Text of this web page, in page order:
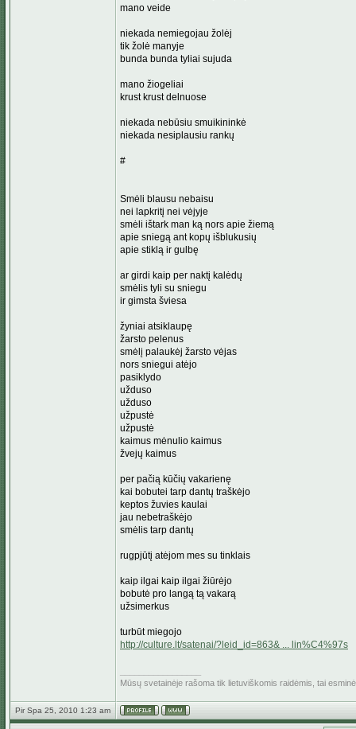
mano veide
niekada nemiegojau žolėj
tik žolė manyje
bunda bunda tyliai sujuda
mano žiogeliai
krust krust delnuose
niekada nebūsiu smuikininkė
niekada nesiplausiu rankų
#
Smėli blausu nebaisu
nei lapkritį nei vėjyje
smėli ištark man ką nors apie žiemą
apie sniegą ant kopų išblukusių
apie stiklą ir gulbę
ar girdi kaip per naktį kalėdų
smėlis tyli su sniegu
ir gimsta šviesa
žyniai atsiklaupę
žarsto pelenus
smėlį palaukėj žarsto vėjas
nors sniegui atėjo
pasiklydo
užduso
užduso
užpustė
užpustė
kaimus mėnulio kaimus
žvejų kaimus
per pačią kūčių vakarienę
kai bobutei tarp dantų traškėjo
keptos žuvies kaulai
jau nebetraškėjo
smėlis tarp dantų
rugpjūtį atėjom mes su tinklais
kaip ilgai kaip ilgai žiūrėjo
bobutė pro langą tą vakarą
užsimerkus
turbūt miegojo
http://culture.lt/satenai/?leid_id=863& ... lin%C4%97s
Mūsų svetainėje rašoma tik lietuviškomis raidėmis, tai
Pir Spa 25, 2010 1:23 am